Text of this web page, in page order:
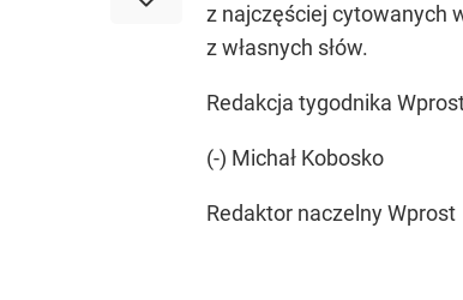
z najczęściej cytowanych
z własnych słów.
Redakcja tygodnika
(-) Michał Kobosko
Redaktor naczelny Wprost